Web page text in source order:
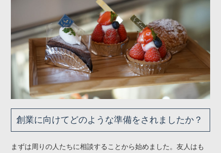
創業に向けてどのような準備をされましたか？
まずは周りの人たちに相談することから始めました。友人はも